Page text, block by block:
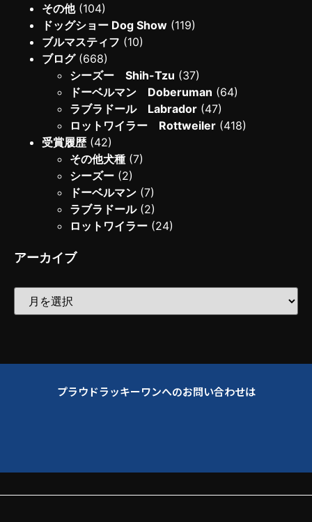
その他(104)
ドッグショー Dog Show (119)
ブルマスティフ (10)
ブログ(668)
シーズー Shih-Tzu (37)
ドーベルマン Doberuman (64)
ラブラドール Labrador (47)
ロットワイラー Rottweiler (418)
受賞履歴(42)
その他犬種 (7)
シーズー (2)
ドーベルマン (7)
ラブラドール(2)
ロットワイラー (24)
アーカイブ
プラウドラッキーワンへのお問い合わせは